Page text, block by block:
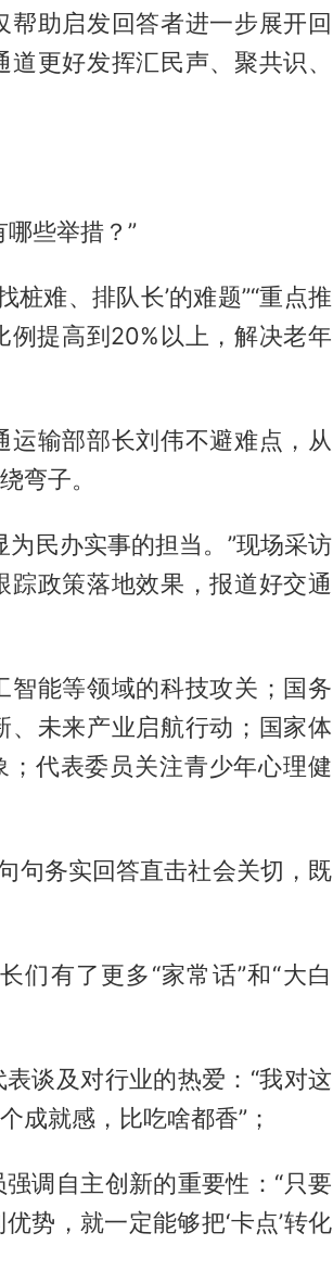
助启发回答者进一步展开回
更好发挥汇民声、聚共识、
些举措？”
桩难、排队长’的难题”“重点推
提高到20%以上，解决老年
运输部部长刘伟不避难点，从
弯子。
民办实事的担当。”现场采访
政策落地效果，报道好交通
能等领域的科技攻关；国务
、未来产业启航行动；国家体
；代表委员关注青少年心理健
句务实回答直击社会关切，既
们有了更多“家常话”和“大白
谈及对行业的热爱：“我对这
成就感，比吃啥都香”；
调自主创新的重要性：“只要
势，就一定能够把‘卡点’转化